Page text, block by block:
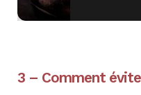
3 – Comment